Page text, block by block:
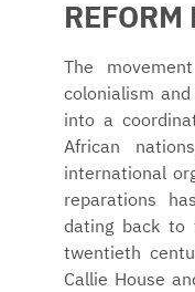
The
colonialism
into a
African
international
reparations
dating back to
twentieth
Callie House